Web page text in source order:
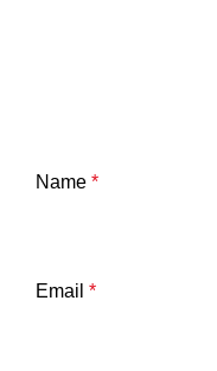
Name *
Email *